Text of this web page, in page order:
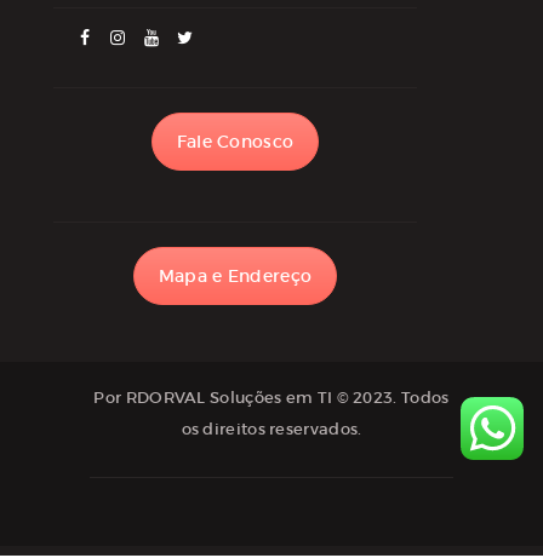
Fale Conosco
Mapa e Endereço
Por RDORVAL Soluções em TI © 2023. Todos
os direitos reservados.